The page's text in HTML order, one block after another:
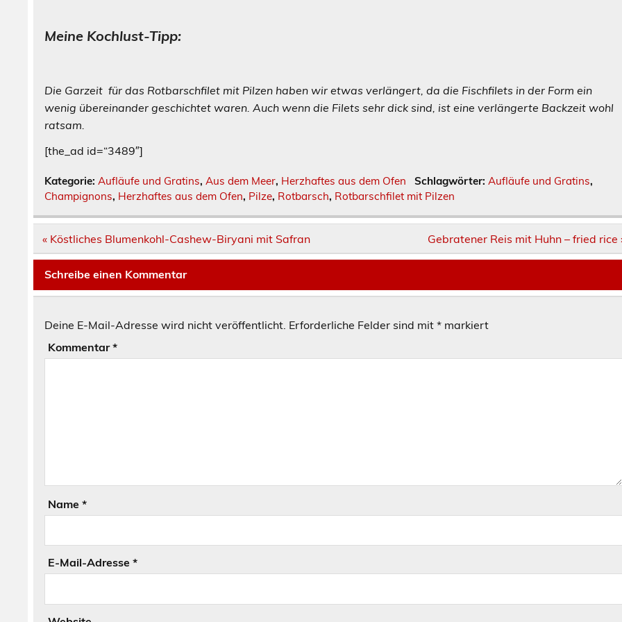
Meine Kochlust-Tipp:
Die Garzeit für das Rotbarschfilet mit Pilzen haben wir etwas verlängert, da die Fischfilets in der Form ein
wenig übereinander geschichtet waren. Auch wenn die Filets sehr dick sind, ist eine verlängerte Backzeit wohl
ratsam.
[the_ad id=“3489″]
Kategorie:Aufläufe und Gratins,Aus dem Meer, Herzhaftes aus dem Ofen Schlagwörter: Aufläufe und Gratins,
Champignons, Herzhaftes aus dem Ofen, Pilze, Rotbarsch, Rotbarschfilet mit Pilzen
Beitragsnavigation
« Köstliches Blumenkohl-Cashew-Biryani mit Safran Gebratener Reis mit Huhn – fried rice
Schreibe einen Kommentar
Deine E-Mail-Adresse wird nicht veröffentlicht. Erforderliche Felder sind mit* markiert
Kommentar*
Name*
E-Mail-Adresse*